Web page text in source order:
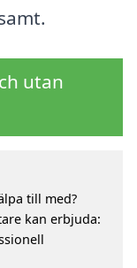
utan
till med?
kan erbjuda: